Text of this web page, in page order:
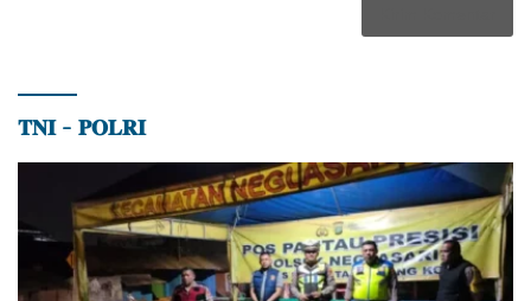
𝐓𝐍𝐈 – 𝐏𝐎𝐋𝐑𝐈